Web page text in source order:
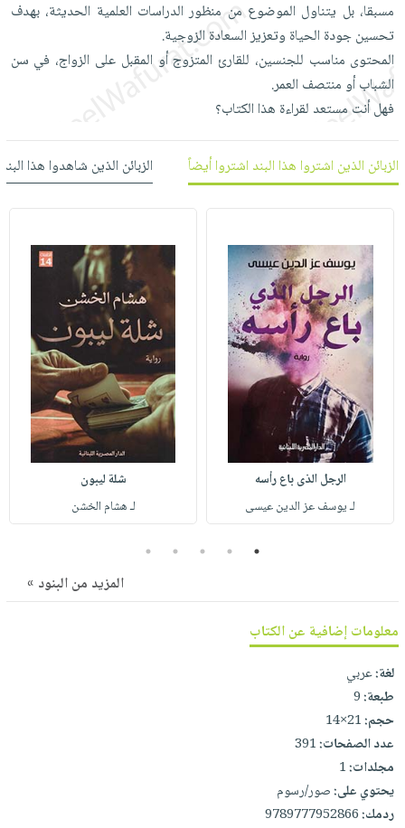
العناية
بالأسنان
الحمية
والتغذية
أدوات
المائدة
الأوعية
والتخزين
المطبخ
الأكثر
مبيعاً
العودة
للمدارس
اكسسوارات
كتب
اكسسوارات
منزلية
ملابس
مطرزات
حقائب
حلي
عناية
بالذات
صابون
أطفال
مناسبات
شحن
مجاني
بنود
مختارة
اشتراكات
كل
الاشتراكات
iKitab
بلا
حدود
بحث
متقدم
وفرات
عن
الشركة
سياسة
الشركة
فيديوهات
أسئلة
طرحها
خدمات
انشر
كتابك
تواصل
معنا
حسابك
لائحة
الأمنيات
عربة
التسوق
نشرة
الإصدارات
مسبقا، بل يتناول الموضوع من منظور الدراسات العلمية الحديثة، بهدف
تحسين جودة الحياة وتعزيز السعادة الزوجية.
المحتوى مناسب للجنسين، للقارئ المتزوج أو المقبل على الزواج، في سن
الشباب أو منتصف العمر.
فهل أنت مستعد لقراءة هذا الكتاب؟
الزبائن الذين اشتروا هذا البند اشتروا أيضاً الزبائن الذين شاهدوا هذا
الرجل الذى باع رأسه
لـ يوسف عز الدين عيسى
شلة ليبون
لـ هشام الخشن
1
2
3
4
5
المزيد من البنود »
معلومات إضافية عن الكتاب
لغة:عربي
طبعة:9
حجم:21×14
عدد الصفحات:391
مجلدات:1
يحتوي على:صور/رسوم
ردمك:9789777952866